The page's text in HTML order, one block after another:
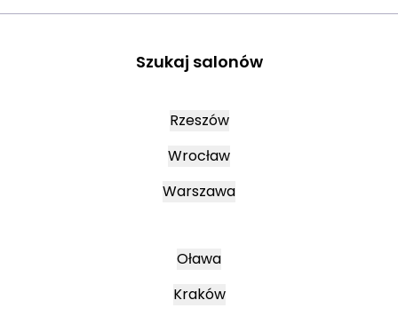
Szukaj salonów
Rzeszów
Wrocław
Warszawa
Oława
Kraków